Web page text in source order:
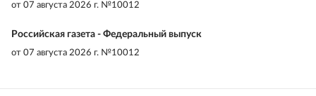
от 07 августа 2026 г. №10012
Российская газета - Федеральный выпуск
от 07 августа 2026 г. №10012